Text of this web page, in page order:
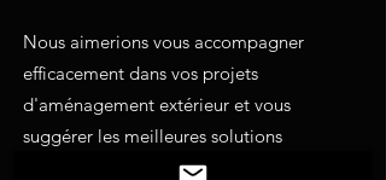
Nous aimerions vous accompagner
efficacement dans vos projets
d'aménagement extérieur et vous
suggérer les meilleures solutions
possibles. N'hésitez pas à nous solliciter